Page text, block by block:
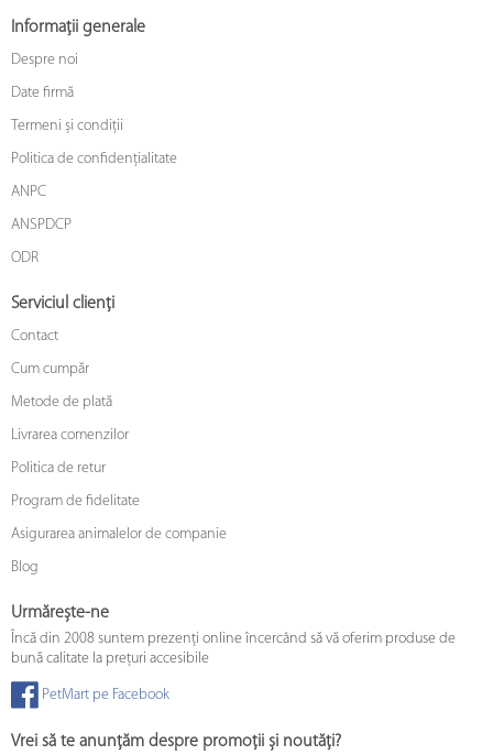
Informații generale
Despre noi
Date firmă
Termeni și condiții
Politica de confidențialitate
ANPC
ANSPDCP
ODR
Serviciul clienți
Contact
Cum cumpăr
Metode de plată
Livrarea comenzilor
Politica de retur
Program de fidelitate
Asigurarea animalelor de companie
Blog
Urmărește-ne
Încă din 2008 suntem prezenți online încercând să vă oferim produse de
bună calitate la prețuri accesibile
PetMart pe Facebook
Vrei să te anunțăm despre promoții și noutăți?